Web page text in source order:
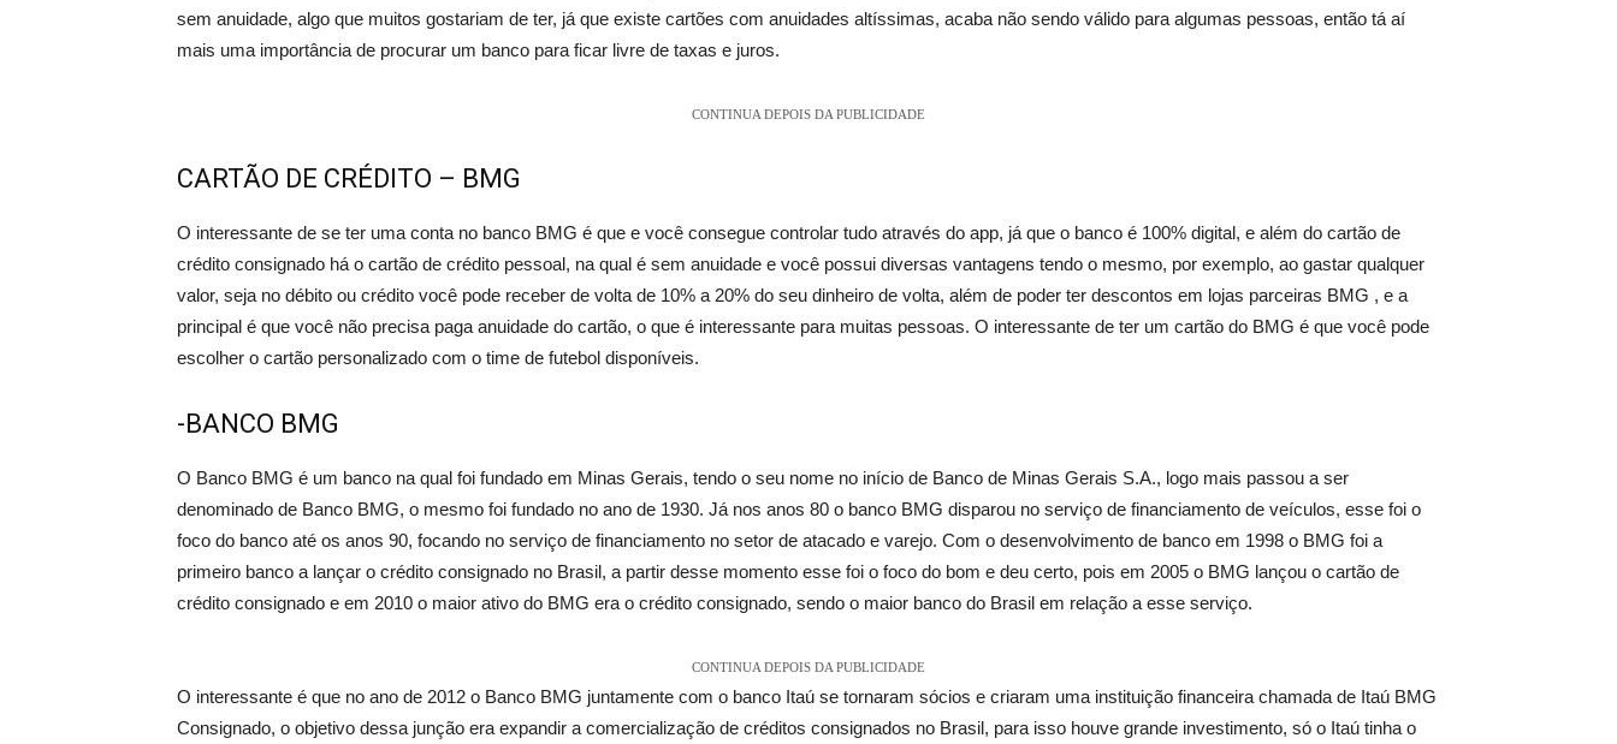
sem anuidade, algo que muitos gostariam de ter, já que existe cartões com anuidades altíssimas, acaba não sendo válido para algumas pessoas, então tá aí
mais uma importância de procurar um banco para ficar livre de taxas e juros.
CONTINUA DEPOIS DA PUBLICIDADE
CARTÃO DE CRÉDITO – BMG
O interessante de se ter uma conta no banco BMG é que e você consegue controlar tudo através do app, já que o banco é 100% digital, e além do cartão de
crédito consignado há o cartão de crédito pessoal, na qual é sem anuidade e você possui diversas vantagens tendo o mesmo, por exemplo, ao gastar qualquer
valor, seja no débito ou crédito você pode receber de volta de 10% a 20% do seu dinheiro de volta, além de poder ter descontos em lojas parceiras BMG , e a
principal é que você não precisa paga anuidade do cartão, o que é interessante para muitas pessoas. O interessante de ter um cartão do BMG é que você pode
escolher o cartão personalizado com o time de futebol disponíveis.
-BANCO BMG
O Banco BMG é um banco na qual foi fundado em Minas Gerais, tendo o seu nome no início de Banco de Minas Gerais S.A., logo mais passou a ser
denominado de Banco BMG, o mesmo foi fundado no ano de 1930. Já nos anos 80 o banco BMG disparou no serviço de financiamento de veículos, esse foi o
foco do banco até os anos 90, focando no serviço de financiamento no setor de atacado e varejo. Com o desenvolvimento de banco em 1998 o BMG foi a
primeiro banco a lançar o crédito consignado no Brasil, a partir desse momento esse foi o foco do bom e deu certo, pois em 2005 o BMG lançou o cartão de
crédito consignado e em 2010 o maior ativo do BMG era o crédito consignado, sendo o maior banco do Brasil em relação a esse serviço.
CONTINUA DEPOIS DA PUBLICIDADE
O interessante é que no ano de 2012 o Banco BMG juntamente com o banco Itaú se tornaram sócios e criaram uma instituição financeira chamada de Itaú BMG
Consignado, o objetivo dessa junção era expandir a comercialização de créditos consignados no Brasil, para isso houve grande investimento, só o Itaú tinha o